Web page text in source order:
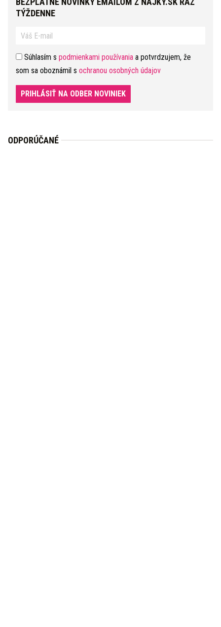
TÝŽDENNE
Súhlasím s podmienkami používania a potvrdzujem, že
som sa oboznámil s ochranou osobných údajov
PRIHLÁSIŤ NA ODBER NOVINIEK
ODPORÚČANÉ